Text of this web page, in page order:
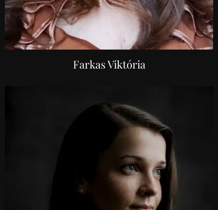
Farkas Viktória